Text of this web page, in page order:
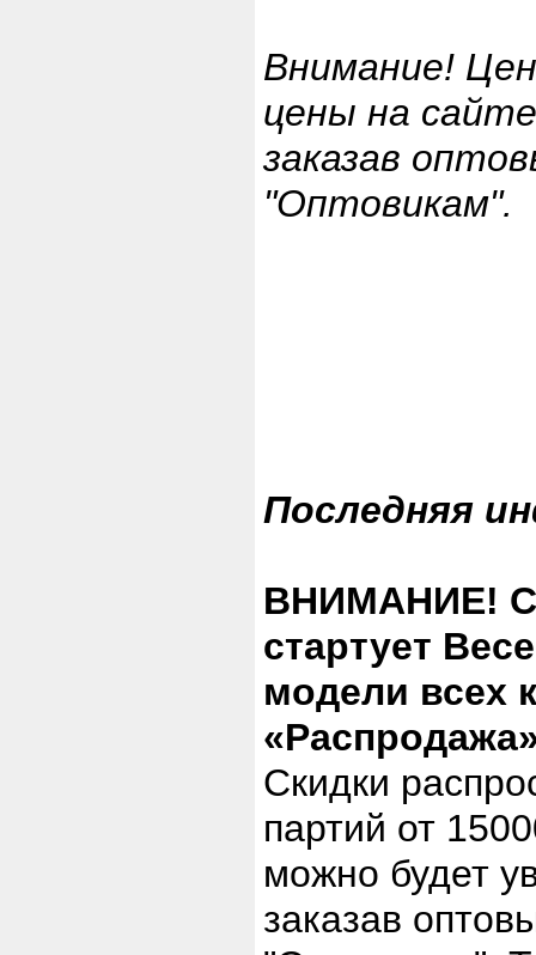
Внимание!
цены на
заказав
"Оптовикам".
Последняя
ВНИМАНИЕ! С
стартует
модели всех
Скидки
партий от
можно будет
заказав